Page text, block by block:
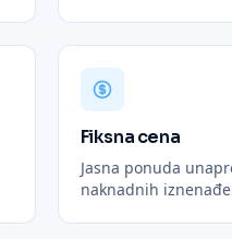
Fiksna cena
Jasna ponuda
naknadnih